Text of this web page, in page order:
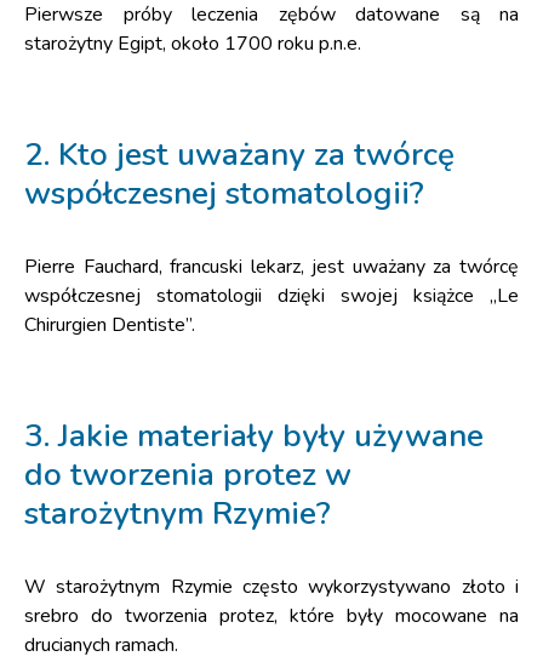
Pierwsze próby leczenia zębów datowane są na
starożytny Egipt, około 1700 roku p.n.e.
2. Kto jest uważany za twórcę
współczesnej stomatologii?
Pierre Fauchard, francuski lekarz, jest uważany za twórcę
współczesnej stomatologii dzięki swojej książce „Le
Chirurgien Dentiste”.
3. Jakie materiały były używane
do tworzenia protez w
starożytnym Rzymie?
W starożytnym Rzymie często wykorzystywano złoto i
srebro do tworzenia protez, które były mocowane na
drucianych ramach.